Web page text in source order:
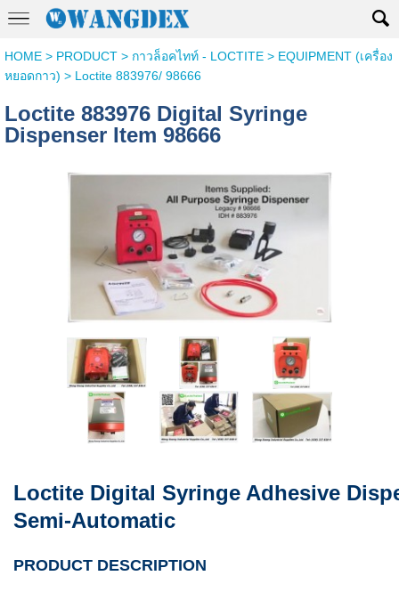
HOME> PRODUCT> กาวล็อคไทท์ - LOCTITE> EQUIPMENT (เครื่อง
หยอดกาว) > Loctite 883976/ 98666
Loctite 883976 Digital Syringe
Dispenser Item 98666
Loctite Digital Syringe Adhesive
Semi-Automatic
PRODUCT DESCRIPTION